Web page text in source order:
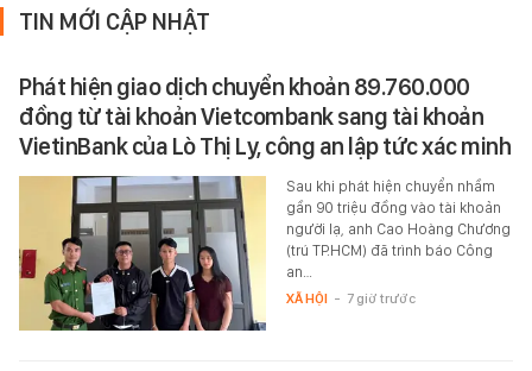
TIN MỚI CẬP NHẬT
Phát hiện giao dịch chuyển khoản 89.760.000
đồng từ tài khoản Vietcombank sang tài khoản
VietinBank của Lò Thị Ly, công an lập tức xác minh
Sau khi phát hiện chuyển nhầm
gần 90 triệu đồng vào tài khoản
người lạ, anh Cao Hoàng Chương
(trú TP.HCM) đã trình báo Công
an…
XÃ HỘI - 7 giờ trước